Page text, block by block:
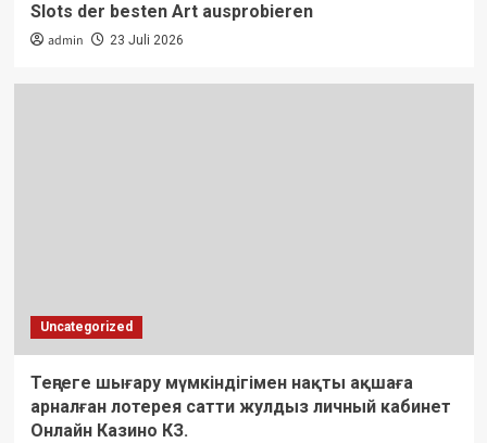
Slots der besten Art ausprobieren
admin 23 Juli 2026
Uncategorized
Теңгеге шығару мүмкіндігімен нақты ақшаға
арналған лотерея сатти жулдыз личный кабинет
Онлайн Казино КЗ.